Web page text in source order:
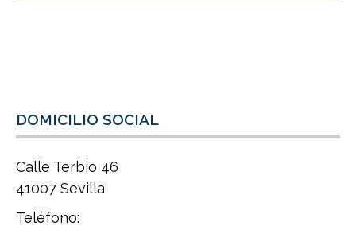
DOMICILIO SOCIAL
Calle Terbio 46
41007 Sevilla
Teléfono: